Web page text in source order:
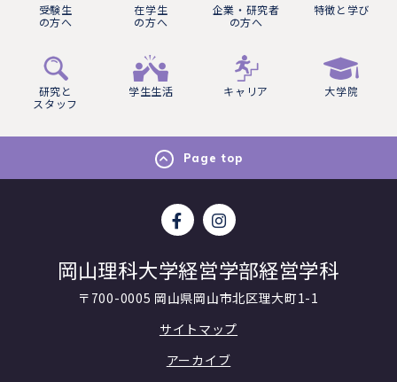
受験生
の方へ
在学生
の方へ
企業・研究者
の方へ
特徴と学び
研究と
スタッフ
学生生活 キャリア 大学院
Page top
岡山理科大学経営学部経営学科
〒700-0005 岡山県岡山市北区理大町1-1
サイトマップ
アーカイブ